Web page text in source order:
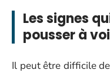
Les signes
pousser à
Il peut être difficile